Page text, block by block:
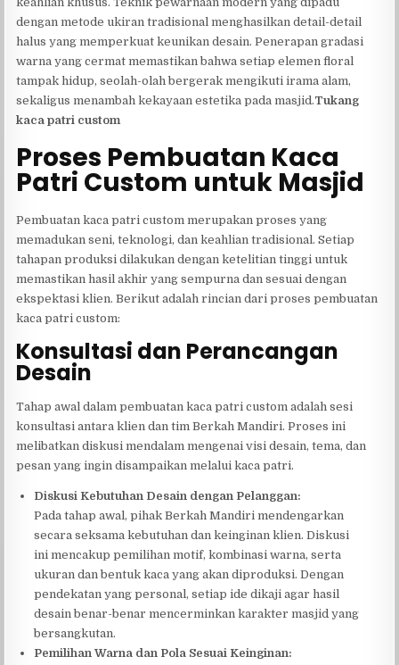
dengan metode ukiran tradisional menghasilkan detail-detail
halus yang memperkuat keunikan desain. Penerapan gradasi
warna yang cermat memastikan bahwa setiap elemen floral
tampak hidup, seolah-olah bergerak mengikuti irama alam,
sekaligus menambah kekayaan estetika pada masjid.Tukang
kaca patri custom
Proses Pembuatan Kaca
Patri Custom untuk Masjid
Pembuatan kaca patri custom merupakan proses yang
memadukan seni, teknologi, dan keahlian tradisional. Setiap
tahapan produksi dilakukan dengan ketelitian tinggi untuk
memastikan hasil akhir yang sempurna dan sesuai dengan
ekspektasi klien. Berikut adalah rincian dari proses pembuatan
kaca patri custom:
Konsultasi dan Perancangan
Desain
Tahap awal dalam pembuatan kaca patri custom adalah sesi
konsultasi antara klien dan tim Berkah Mandiri. Proses ini
melibatkan diskusi mendalam mengenai visi desain, tema, dan
pesan yang ingin disampaikan melalui kaca patri.
Diskusi Kebutuhan Desain dengan Pelanggan:
Pada tahap awal, pihak Berkah Mandiri mendengarkan
secara seksama kebutuhan dan keinginan klien. Diskusi
ini mencakup pemilihan motif, kombinasi warna, serta
ukuran dan bentuk kaca yang akan diproduksi. Dengan
pendekatan yang personal, setiap ide dikaji agar hasil
desain benar-benar mencerminkan karakter masjid yang
bersangkutan.
Pemilihan Warna dan Pola Sesuai Keinginan: